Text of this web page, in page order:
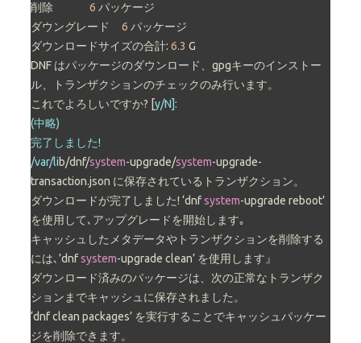
削除 6 パッケージ
ダウングレード 6 パッケージ
ダウンロードサイズの合計: 6.3 G
DNF はパッケージのダウンロード、gpgキーのインストー
ル、トランザクションのチェックのみ行います。
これでよろしいですか? [y/N]:
(中略)
完了しました!
/var/lib/dnf/system-upgrade/system-upgrade-
transaction.json に保存されているトランザクション。
ダウンロードが完了しました! ‘dnf system-upgrade reboot’
を使用して､アップグレードを開始します｡
キャッシュしたメタデータやトランザクションを削除する
には､’dnf system-upgrade clean’ を使用します』
ダウンロード済みのパッケージは、次の正常なトランザク
ションまでキャッシュに保存されました。
‘dnf clean packages’ を実行することでキャッシュパッケー
ジを削除できます。